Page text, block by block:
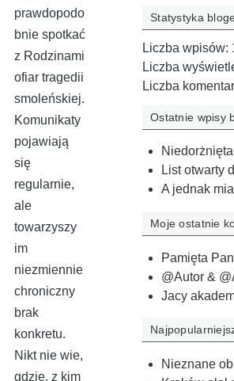
prawdopodo
bnie spotkać
z Rodzinami
ofiar tragedii
smoleńskiej.
Komunikaty
pojawiają
się
regularnie,
ale
towarzyszy
im
niezmiennie
chroniczny
brak
konkretu.
Nikt nie wie,
gdzie, z kim
Statystyka
Liczba wpisów:
Liczba
Liczba
Ostatnie wpisy
List otwarty
A jednak
Moje ostatnie
Pamięta
@Autor &
Jacy
Nieznane